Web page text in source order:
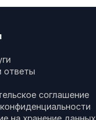
ответы
соглашение